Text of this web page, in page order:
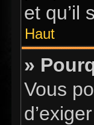
et qu’il
Haut
»
Vous